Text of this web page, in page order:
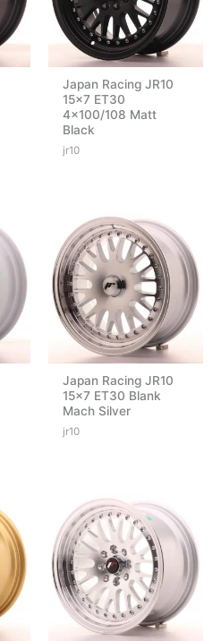
Japan Racing JR10
15×7 ET30
4×100/108 Matt
Black
jr10
Japan Racing JR10
15×7 ET30 Blank
Mach Silver
jr10